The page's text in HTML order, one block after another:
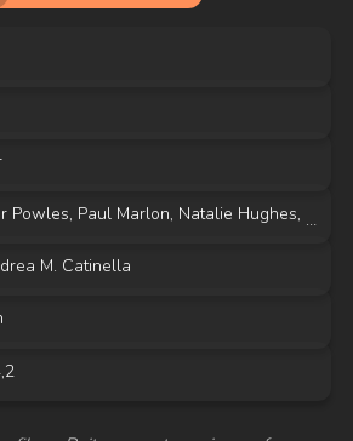
Powles, Paul Marlon, Natalie Hughes,
M. Catinella